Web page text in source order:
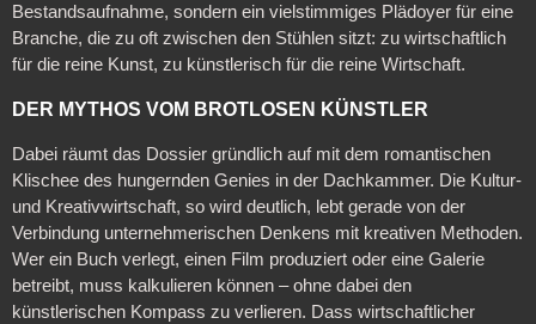
Bestandsaufnahme, sondern ein vielstimmiges Plädoyer für eine
Branche, die zu oft zwischen den Stühlen sitzt: zu wirtschaftlich
für die reine Kunst, zu künstlerisch für die reine Wirtschaft.
DER MYTHOS VOM BROTLOSEN KÜNSTLER
Dabei räumt das Dossier gründlich auf mit dem romantischen
Klischee des hungernden Genies in der Dachkammer. Die Kultur-
und Kreativwirtschaft, so wird deutlich, lebt gerade von der
Verbindung unternehmerischen Denkens mit kreativen Methoden.
Wer ein Buch verlegt, einen Film produziert oder eine Galerie
betreibt, muss kalkulieren können – ohne dabei den
künstlerischen Kompass zu verlieren. Dass wirtschaftlicher